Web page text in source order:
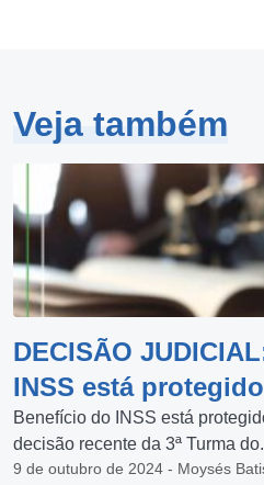
Veja também
DECISÃO
INSS está
Benefício do INSS está
decisão recente da 3ª Turma
9 de outubro de 2024 - Moysés